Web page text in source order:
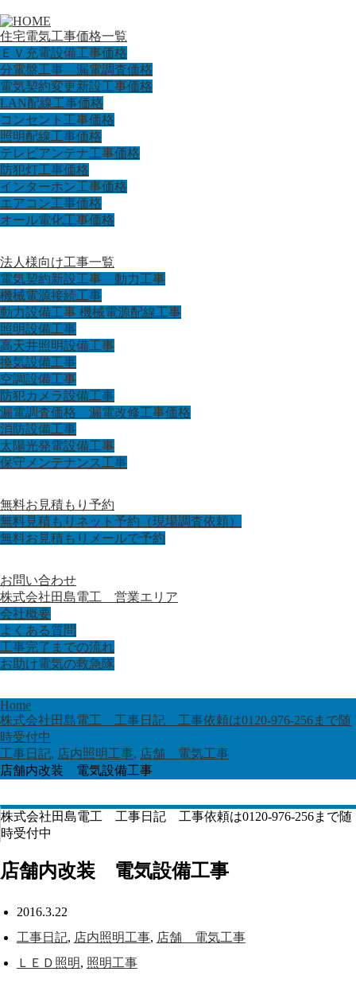
住宅電気工事価格一覧
ＥＶ充電設備工事価格
分電盤工事 漏電調査価格
電気契約変更新設工事価格
LAN配線工事価格
コンセント工事価格
照明配線工事価格
テレビアンテナ工事価格
防犯灯工事価格
インターホン工事価格
エアコン工事価格
オール電化工事価格
法人様向け工事一覧
電気契約新設工事 動力工事
機械電源接続工事
動力設備工事 機械電源配線工事
照明設備工事
高天井照明設備工事
換気設備工事
空調設備工事
防犯カメラ設備工事
漏電調査価格 漏電改修工事価格
消防設備工事
太陽光発電設備工事
保守メンテナンス工事
無料お見積もり予約
無料見積もりネット予約（現場調査依頼）
無料お見積もりメールで予約
お問い合わせ
株式会社田島電工 営業エリア
会社概要
よくある質問
工事完了までの流れ
お助け電気の救急隊
Home
株式会社田島電工 工事日記 工事依頼は0120-976-256まで随
時受付中
工事日記, 店内照明工事, 店舗 電気工事
店舗内改装 電気設備工事
株式会社田島電工 工事日記 工事依頼は0120-976-256まで随
時受付中
店舗内改装 電気設備工事
2016.3.22
工事日記, 店内照明工事, 店舗 電気工事
ＬＥＤ照明, 照明工事